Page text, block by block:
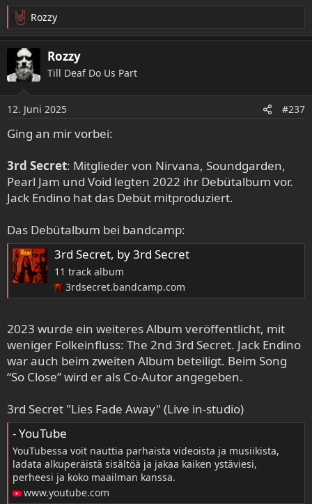
R
e
a
k
t
n
e
n
Rozzy
Rozzy
Till Deaf Do Us Part
12. Juni 2025 #237
Ging an mir vorbei:
3rd Secret: Mitglieder von Nirvana, Soundgarden,
Pearl Jam und Void legten 2022 ihr Debütalbum vor.
Jack Endino hat das Debüt mitproduziert.
Das Debütalbum bei bandcamp:
3rd Secret, by 3rd Secret
11 track album
3rdsecret.bandcamp.com
2023 wurde ein weiteres Album veröffentlicht, mit
weniger Folkeinfluss: The 2nd 3rd Secret. Jack Endino
war auch beim zweiten Album beteiligt. Beim Song
“So Close” wird er als Co-Autor angegeben.
3rd Secret "Lies Fade Away" (Live in-studio)
- YouTube
YouTubessa voit nauttia parhaista videoista ja musiikista,
ladata alkuperäistä sisältöä ja jakaa kaiken ystäviesi,
perheesi ja koko maailman kanssa.
www.youtube.com